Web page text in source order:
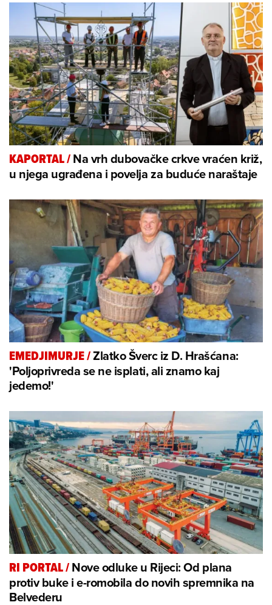
KAPORTAL/Na vrh dubovačke crkve vraćen križ,
u njega ugrađena i povelja za buduće naraštaje
EMEDJIMURJE/Zlatko Šverc iz D. Hrašćana:
'Poljoprivreda se ne isplati, ali znamo kaj
jedemo!'
RI PORTAL/Nove odluke u Rijeci: Od plana
protiv buke i e-romobila do novih spremnika na
Belvederu